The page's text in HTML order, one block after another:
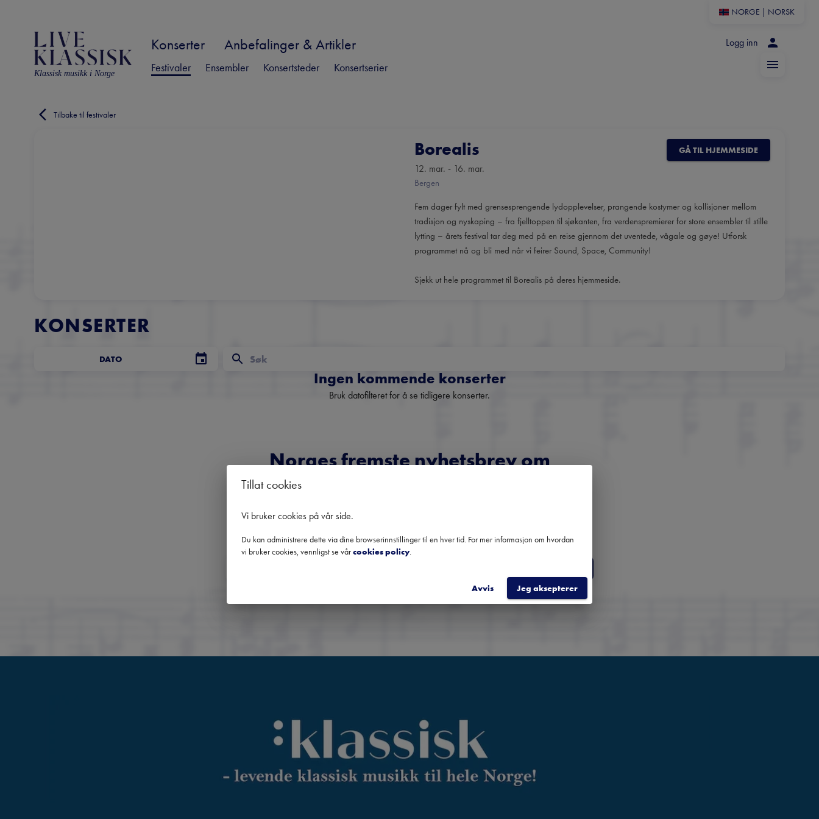
NORGE NORSK
Klassisk musikk i Norge
Konserter Anbefalinger & Artikler
Festivaler Ensembler Konsertsteder Konsertserier
Logg inn
Tilbake til festivaler
Borealis
12. mar. - 16. mar.
Bergen
GÅ TIL HJEMMESIDE
Fem dager fylt med grensesprengende lydopplevelser, prangende kostymer og kollisjoner mellom
tradisjon og nyskaping – fra fjelltoppen til sjøkanten, fra verdenspremierer for store ensembler til stille
lytting – årets festival tar deg med på en reise gjennom det uventede, vågale og gøye! Utforsk
programmet nå og bli med når vi feirer Sound, Space, Community!
Sjekk ut hele programmet til Borealis på deres hjemmeside.
KONSERTER
DATO
Ingen kommende konserter
Bruk datofilteret for å se tidligere konserter.
Norges fremste nyhetsbrev om
Tillat cookies
Vi bruker cookies på vår side.
Du kan administrere dette via dine browserinnstillinger til en hver tid. For mer informasjon om hvordan
vi bruker cookies, vennligst se vårcookies policy.
Avvis Jeg aksepterer